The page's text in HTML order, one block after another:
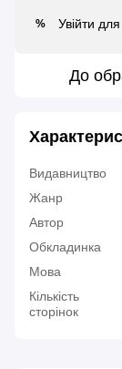
% Увійти
До
Видавництво
Жанр
Автор
Обкладинка
Мова
Кількість
сторінок